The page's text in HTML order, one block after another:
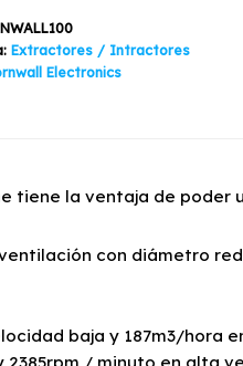
Extractores / Intractores
Electronics
tiene la ventaja de poder
con diámetro
baja y 187m3/hora